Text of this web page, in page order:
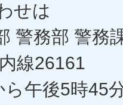
せは
警務部 警務
線26161
午後5時45